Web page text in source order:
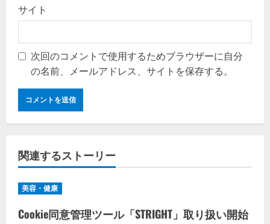
サイト
次回のコメントで使用するためブラウザーに自分
の名前、メールアドレス、サイトを保存する。
関連するストーリー
美容・健康
Cookie同意管理ツール「STRIGHT」取り扱い開始